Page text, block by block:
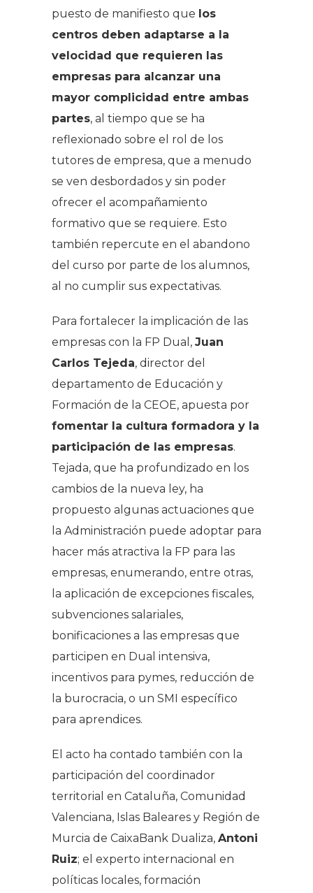
puesto de manifiesto que los
centros deben adaptarse a la
velocidad que requieren las
empresas para alcanzar una
mayor complicidad entre ambas
partes, al tiempo que se ha
reflexionado sobre el rol de los
tutores de empresa, que a menudo
se ven desbordados y sin poder
ofrecer el acompañamiento
formativo que se requiere. Esto
también repercute en el abandono
del curso por parte de los alumnos,
al no cumplir sus expectativas.
Para fortalecer la implicación de las
empresas con la FP Dual, Juan
Carlos Tejeda, director del
departamento de Educación y
Formación de la CEOE, apuesta por
fomentar la cultura formadora y la
participación de las empresas.
Tejada, que ha profundizado en los
cambios de la nueva ley, ha
propuesto algunas actuaciones que
la Administración puede adoptar para
hacer más atractiva la FP para las
empresas, enumerando, entre otras,
la aplicación de excepciones fiscales,
subvenciones salariales,
bonificaciones a las empresas que
participen en Dual intensiva,
incentivos para pymes, reducción de
la burocracia, o un SMI específico
para aprendices.
El acto ha contado también con la
participación del coordinador
territorial en Cataluña, Comunidad
Valenciana, Islas Baleares y Región de
Murcia de CaixaBank Dualiza, Antoni
Ruiz; el experto internacional en
políticas locales, formación